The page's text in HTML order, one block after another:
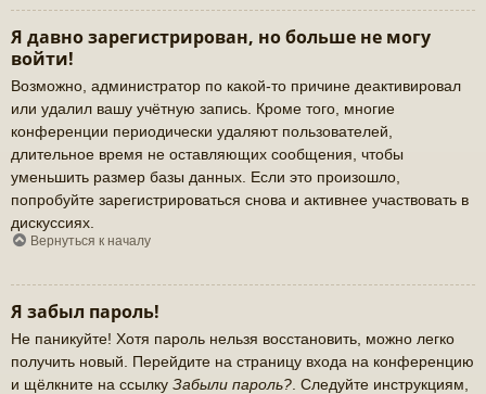
Я давно зарегистрирован, но больше не могу
войти!
Возможно, администратор по какой-то причине деактивировал
или удалил вашу учётную запись. Кроме того, многие
конференции периодически удаляют пользователей,
длительное время не оставляющих сообщения, чтобы
уменьшить размер базы данных. Если это произошло,
попробуйте зарегистрироваться снова и активнее участвовать в
дискуссиях.
Вернуться к началу
Я забыл пароль!
Не паникуйте! Хотя пароль нельзя восстановить, можно легко
получить новый. Перейдите на страницу входа на конференцию
и щёлкните на ссылку Забыли пароль? . Следуйте инструкциям,